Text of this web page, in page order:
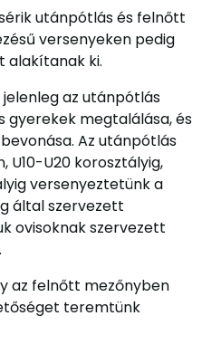
utánpótlás és felnőtt
versenyeken pedig
alakítanak ki.
jelenleg az utánpótlás
gyerekek megtalálása, és
Az utánpótlás
U10-U20 korosztályig,
versenyeztetünk a
által szervezett
ovisoknak szervezett
az felnőtt mezőnyben
teremtünk